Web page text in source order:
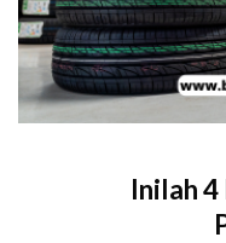
Inilah